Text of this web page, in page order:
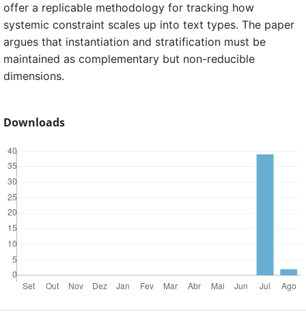
offer a replicable methodology for tracking how
systemic constraint scales up into text types. The paper
argues that instantiation and stratification must be
maintained as complementary but non-reducible
dimensions.
Downloads